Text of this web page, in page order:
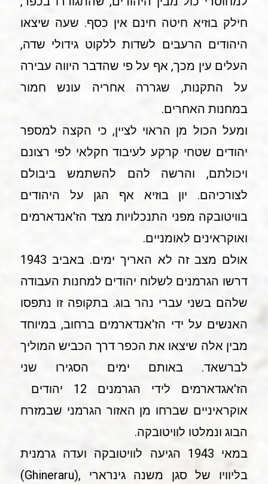
חילק בוזיא חיטה חינם אין כסף. שעה שיצאו
היהודים הרעבים לשדות ללקוט גידולי שדה,
העלים עין מכך, אף על פי שהדבר היווה עבירה
על התקנות, שגררה אחריה עונש חמור
במחנות האחרים.
ומעל הכול מן הראוי לציין, כי הקצה למספר
יהודים שטחי קרקע לעיבוד חקלאי לפי רצונם
ויכולתם, והרשה להם להשתמש ביבולם
לצורכיהם. יון בוזיא אף הגן על היהודים
בוויטובקה מפני התנכלויות מצד הז'אנדארמים
ואוקראינים לאומניים.
אולם מצב זה לא האריך ימים. באביב 1943
דרשו הגרמנים לשלוח יהודים למחנות העבודה
שלהם בשני עברי נהר בוג. בתקופה זו נתפסו
האנשים על ידי הז'אנדארמים ברחוב, במיוחד
מבין אלה שיצאו את הכפר דרך הכביש המוליך
לברשאד. באותם ימים הסגירו שני
הז'אגדארמים לידי הגרמנים 12 יהודים
אוקראיניים שברחו מן האזור הגרמני שבמזרח
הבוג ונמלטו לוויטובקה.
במאי 1943 הגיעה לוויטובקה ועדה גרמנית
בליוויו של סגן משנה גינרארי ,(Ghineraru)